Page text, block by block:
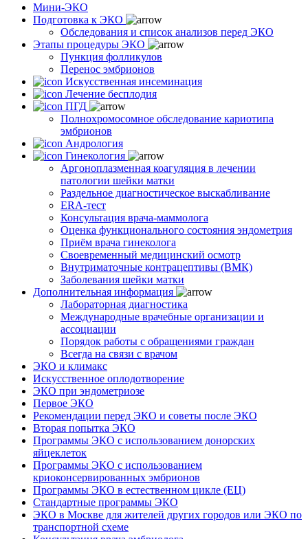
Мини-ЭКО
Подготовка к ЭКО
Обследования и список анализов перед ЭКО
Этапы процедуры ЭКО
Пункция фолликулов
Перенос эмбрионов
Искусственная инсеминация
Лечение бесплодия
ПГД
Полнохромосомное обследование кариотипа
эмбрионов
Андрология
Гинекология
Аргоноплазменная коагуляция в лечении
патологии шейки матки
Раздельное диагностическое выскабливание
ERA-тест
Консультация врача-маммолога
Оценка функционального состояния эндометрия
Приём врача гинеколога
Своевременный медицинский осмотр
Внутриматочные контрацептивы (ВМК)
Заболевания шейки матки
Дополнительная информация
Лабораторная диагностика
Международные врачебные организации и
ассоциации
Порядок работы с обращениями граждан
Всегда на связи с врачом
ЭКО и климакс
Искусственное оплодотворение
ЭКО при эндометриозе
Первое ЭКО
Рекомендации перед ЭКО и советы после ЭКО
Вторая попытка ЭКО
Программы ЭКО с использованием донорских
яйцеклеток
Программы ЭКО с использованием
криоконсервированных эмбрионов
Программы ЭКО в естественном цикле (ЕЦ)
Стандартные программы ЭКО
ЭКО в Москве для жителей других городов или ЭКО по
транспортной схеме